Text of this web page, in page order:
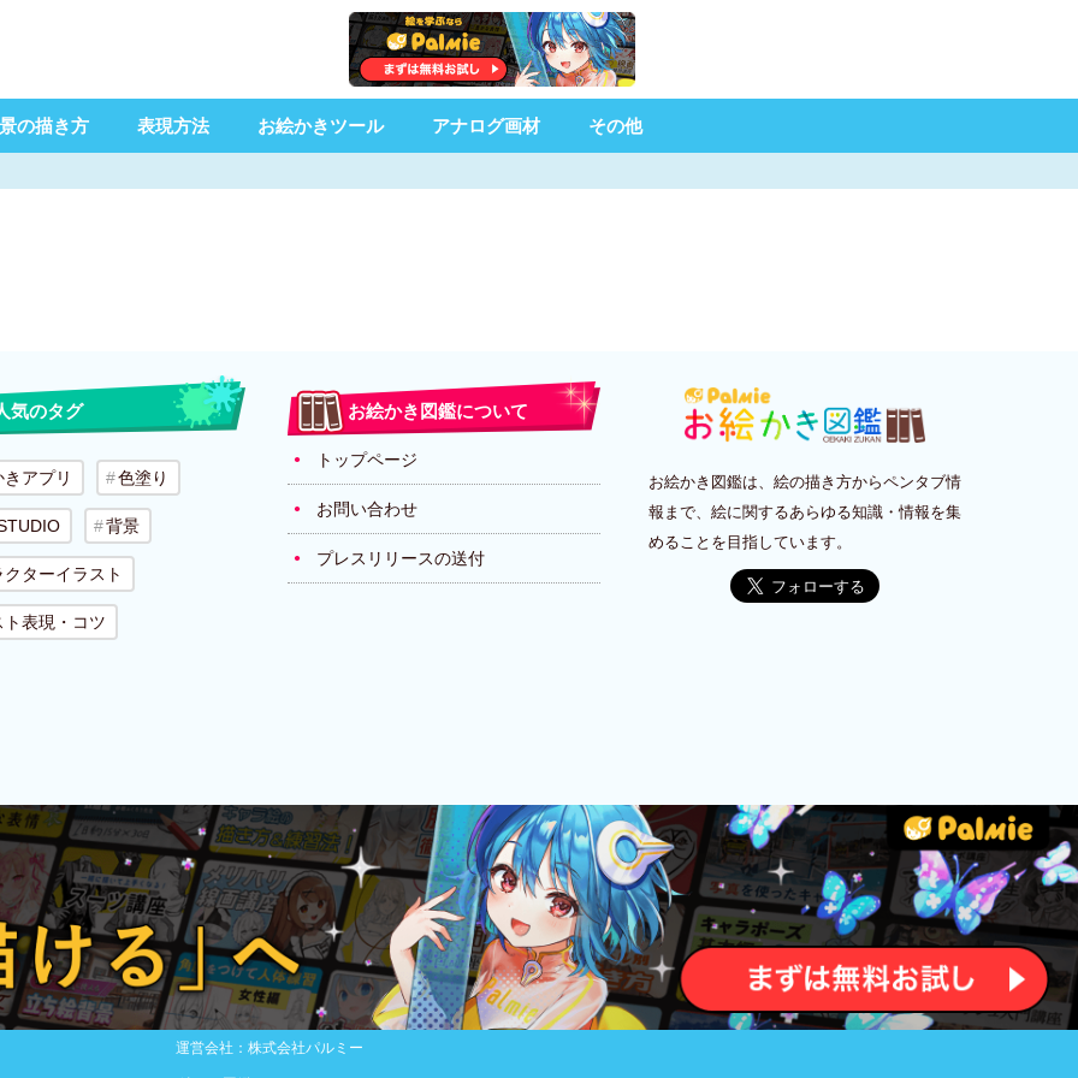
の描き方 表現方法 お絵かきツール アナログ画材 その他
気のタグ
アプリ 色塗り
背景
ターイラスト
ト表現・コツ
お絵かき図鑑について
トップページ
お問い合わせ
プレスリリースの送付
お絵かき図鑑は、絵の描き方からペンタブ情
報まで、絵に関するあらゆる知識・情報を集
めることを目指しています。
運営会社：株式会社パルミー